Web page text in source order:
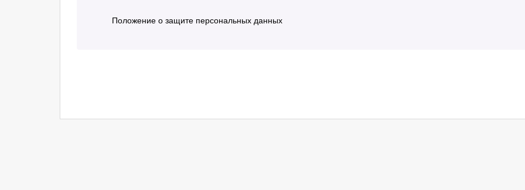
Положение о защите персональных данных